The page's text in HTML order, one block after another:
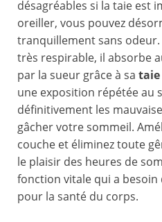
désagréables si la taie est
oreiller, vous pouvez
tranquillement sans
très respirable, il absorbe
par la sueur grâce à sa taie
une exposition répétée au
définitivement les
gâcher votre sommeil.
couche et éliminez toute
le plaisir des heures de
fonction vitale qui a besoin
pour la santé du corps.